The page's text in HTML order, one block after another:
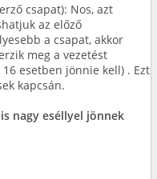
csapat): Nos, azt
az előző
a csapat, akkor
meg a vezetést
esetben jönnie kell) . Ezt
kapcsán.
nagy eséllyel jönnek